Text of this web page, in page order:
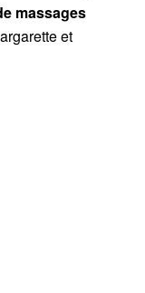
massages
et